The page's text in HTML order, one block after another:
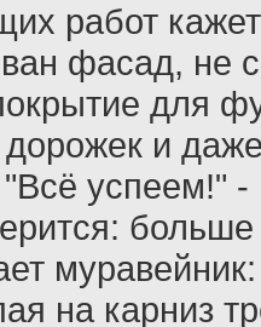
работ
фасад, не
для
и
успеем!" -
больше
муравейник:
на карниз